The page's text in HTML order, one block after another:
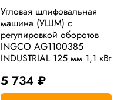
Угловая шлифовальная
машина (УШМ) c
регулировкой оборотов
INGCO AG1100385
INDUSTRIAL 125 мм 1,1 кВт
5 734 ₽